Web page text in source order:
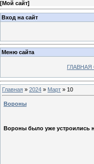
[Мой сайт]
Вход на сайт
Меню сайта
Главная » 2024 » Март » 10
Вороны
Вороны было уже устроились